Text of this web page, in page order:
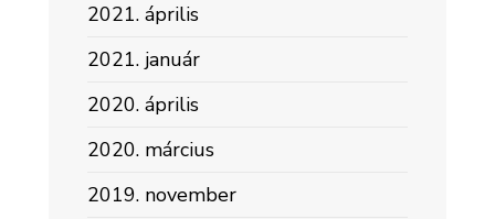
2021. április
2021. január
2020. április
2020. március
2019. november